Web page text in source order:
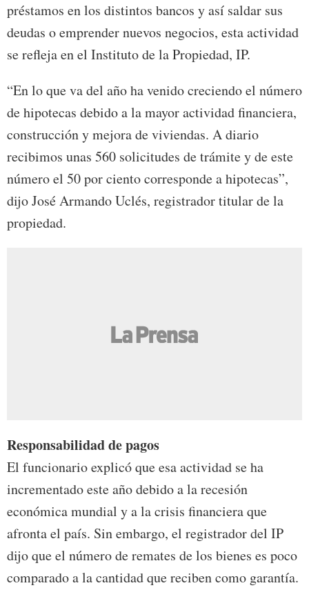
préstamos en los distintos bancos y así saldar sus
deudas o emprender nuevos negocios, esta actividad
se refleja en el Instituto de la Propiedad, IP.
“En lo que va del año ha venido creciendo el número
de hipotecas debido a la mayor actividad financiera,
construcción y mejora de viviendas. A diario
recibimos unas 560 solicitudes de trámite y de este
número el 50 por ciento corresponde a hipotecas”,
dijo José Armando Uclés, registrador titular de la
propiedad.
Responsabilidad de pagos
El funcionario explicó que esa actividad se ha
incrementado este año debido a la recesión
económica mundial y a la crisis financiera que
afronta el país. Sin embargo, el registrador del IP
dijo que el número de remates de los bienes es poco
comparado a la cantidad que reciben como garantía.